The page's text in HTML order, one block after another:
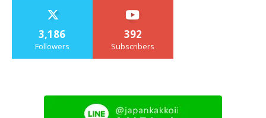
3,186
Followers
392
Subscribers